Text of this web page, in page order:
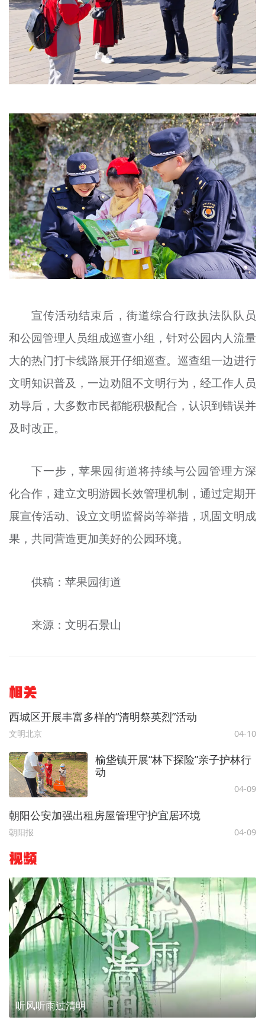
宣传活动结束后，街道综合行政执法队队员
和公园管理人员组成巡查小组，针对公园内人流量
大的热门打卡线路展开仔细巡查。巡查组一边进行
文明知识普及，一边劝阻不文明行为，经工作人员
劝导后，大多数市民都能积极配合，认识到错误并
及时改正。
下一步，苹果园街道将持续与公园管理方深
化合作，建立文明游园长效管理机制，通过定期开
展宣传活动、设立文明监督岗等举措，巩固文明成
果，共同营造更加美好的公园环境。
供稿：苹果园街道
来源：文明石景山
相关
西城区开展丰富多样的“清明祭英烈”活动
文明北京 04-10
榆垡镇开展“林下探险”亲子护林行
动
04-09
朝阳公安加强出租房屋管理守护宜居环境
朝阳报 04-09
视频
听风听雨过清明